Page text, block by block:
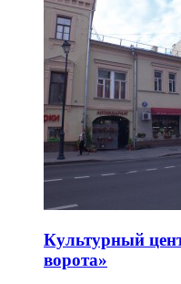
Культурный
ворота»